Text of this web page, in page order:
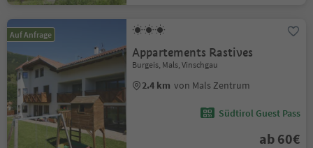
Auf Anfrage
Appartements Rastives
Burgeis, Mals, Vinschgau
2.4 km von Mals Zentrum
Südtirol Guest Pass
ab 60€